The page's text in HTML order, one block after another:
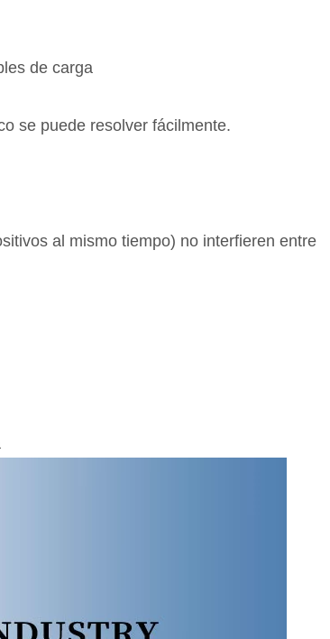
de carga
se puede resolver fácilmente.
al mismo tiempo) no interfieren entre